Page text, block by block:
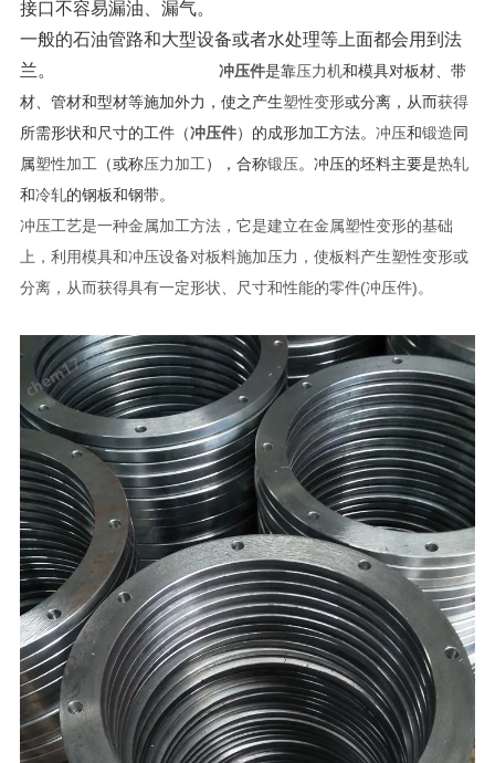
接口不容易漏油、漏气。
一般的石油管路和大型设备或者水处理等上面都会用到法
兰。
冲压件是靠压力机和模具对板材、带
材、管材和型材等施加外力，使之产生塑性变形或分离，从而获得
所需形状和尺寸的工件（冲压件）的成形加工方法。 冲压和锻造同
属塑性加工 （或称压力加工），合称锻压。冲压的坯料主要是热轧
和冷轧的钢板和钢带。
冲压工艺是一种金属加工方法，它是建立在金属塑性变形的基础
上，利用模具和冲压设备对板料施加压力，使板料产生塑性变形或
分离，从而获得具有一定形状、尺寸和性能的零件(冲压件)。